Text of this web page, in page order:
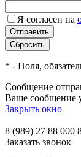
Я согласен на
* - Поля,
Сообщение
Ваше сообщение
Закрыть окно
8 (989) 27 88 000
Заказать звонок